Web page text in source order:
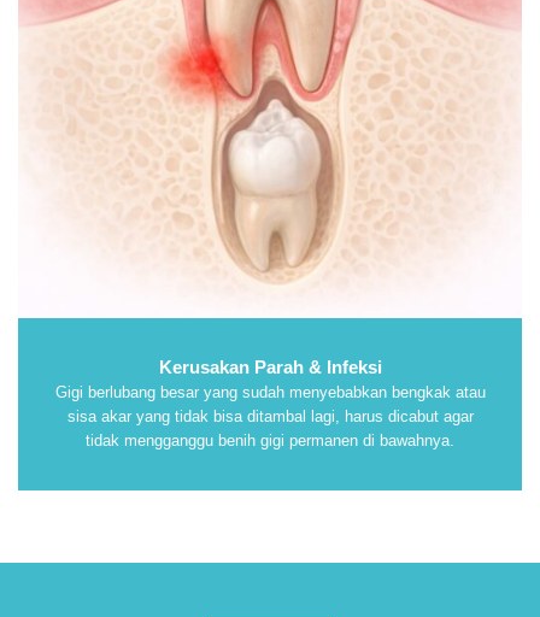
Kerusakan Parah & Infeksi
Gigi berlubang besar yang sudah menyebabkan bengkak atau
sisa akar yang tidak bisa ditambal lagi, harus dicabut agar
tidak mengganggu benih gigi permanen di bawahnya.